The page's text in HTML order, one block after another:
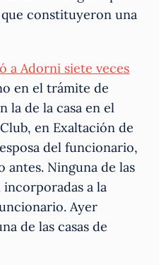
constituyeron una
a Adorni siete veces
en el trámite de
la de la casa en el
en Exaltación de
del funcionario,
antes. Ninguna de las
a la
Ayer
de las casas de